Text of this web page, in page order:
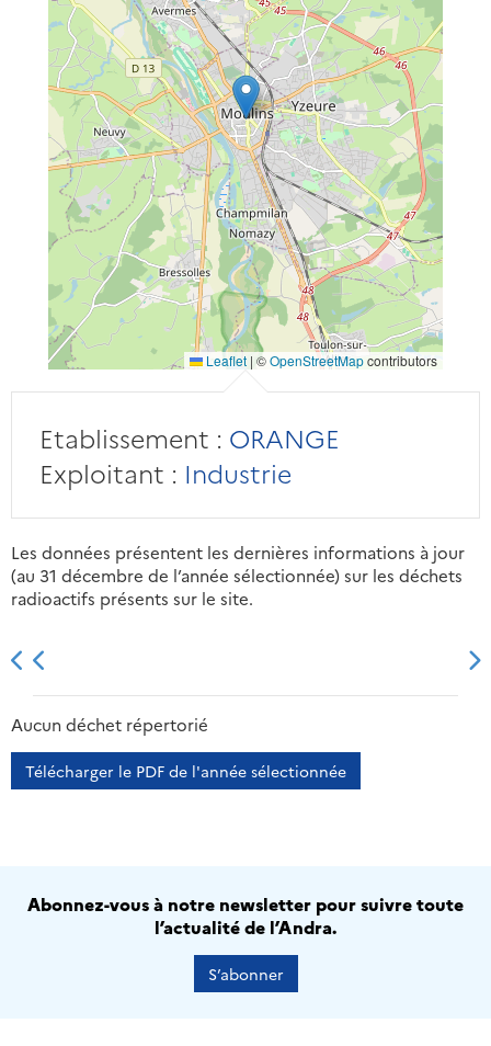
Leaflet | ©OpenStreetMapcontributors
Etablissement : ORANGE
Exploitant : Industrie
Les données présentent les dernières informations à jour
(au 31 décembre de l’année sélectionnée) sur les déchets
radioactifs présents sur le site.
2013 2014
Aucun déchet répertorié
Télécharger le PDF de l'année sélectionnée
Abonnez-vous à notre newsletter pour suivre toute
l’actualité de l’Andra.
S’abonner